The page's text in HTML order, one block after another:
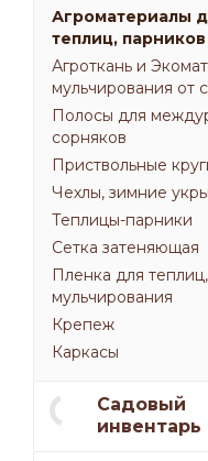
Агроматериалы
теплиц, парников
Агроткань и
мульчирования от
Полосы для
сорняков
Приствольные
Чехлы, зимние
Теплицы-парники
Сетка затеняющая
Пленка для теплиц,
мульчирования
Крепеж
Каркасы
Садовый
инвентарь